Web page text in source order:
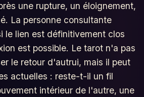
une rupture, un éloignement,
La personne consultante
le lien est définitivement clos
est possible. Le tarot n'a pas
le retour d'autrui, mais il peut
actuelles : reste-t-il un fil
intérieur de l'autre, une